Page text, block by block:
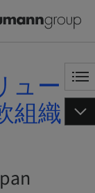
ュー
組織